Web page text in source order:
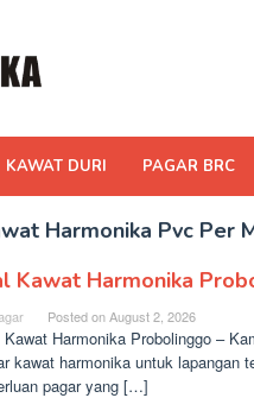
KAWAT DURI PAGAR BRC
Harmonika Pvc Per
Kawat Harmonika
Posted onAugust 2, 2026
Harmonika Probolinggo –
kawat harmonika untuk lapangan
pagar yang […]